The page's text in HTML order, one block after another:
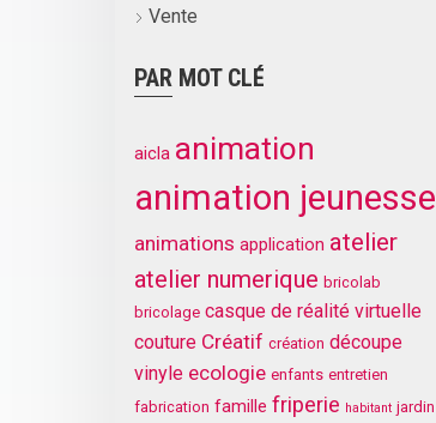
Vente
PAR MOT CLÉ
aicla animation
animation jeunesse
animations application atelier
atelier numerique bricolab
bricolage casque de réalité virtuelle
couture Créatif création découpe
vinyle ecologie enfants entretien
fabrication famille friperie habitant jardin